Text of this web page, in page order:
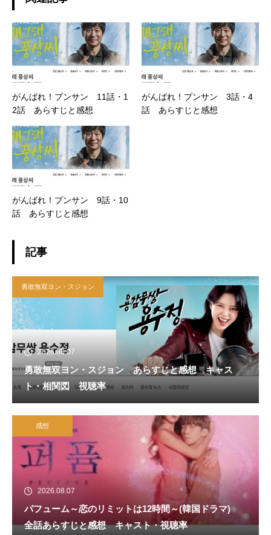
がんばれ！プンサン 11話・1
2話 あらすじと感想
がんばれ！プンサン 3話・4
話 あらすじと感想
がんばれ！プンサン 9話・10
話 あらすじと感想
記事
勇敢無双ヨン・スジョン
2026.08.07
勇敢無双ヨン・スジョン あらすじと感想 キャス
ト・相関図 視聴率
感想
2026.08.07
パフューム～恋のリミットは12時間～(韓国ドラマ)
全話あらすじと感想 キャスト・視聴率